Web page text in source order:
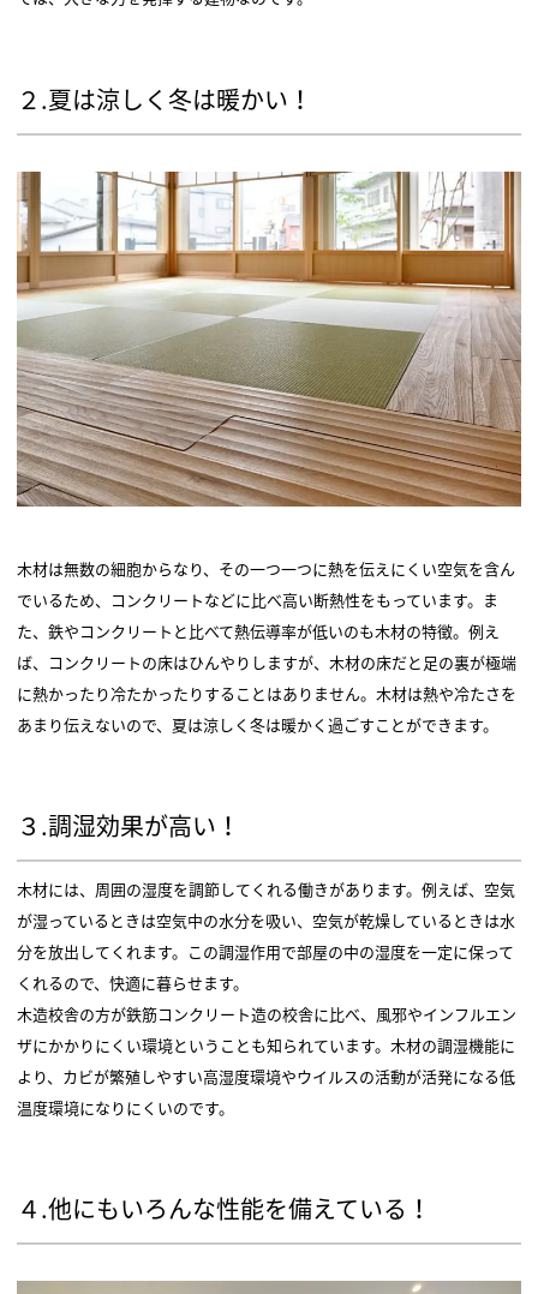
２.夏は涼しく冬は暖かい！
木材は無数の細胞からなり、その一つ一つに熱を伝えにくい空気を含ん
でいるため、コンクリートなどに比べ高い断熱性をもっています。ま
た、鉄やコンクリートと比べて熱伝導率が低いのも木材の特徴。例え
ば、コンクリートの床はひんやりしますが、木材の床だと足の裏が極端
に熱かったり冷たかったりすることはありません。木材は熱や冷たさを
あまり伝えないので、夏は涼しく冬は暖かく過ごすことができます。
３.調湿効果が高い！
木材には、周囲の湿度を調節してくれる働きがあります。例えば、空気
が湿っているときは空気中の水分を吸い、空気が乾燥しているときは水
分を放出してくれます。この調湿作用で部屋の中の湿度を一定に保って
くれるので、快適に暮らせます。
木造校舎の方が鉄筋コンクリート造の校舎に比べ、風邪やインフルエン
ザにかかりにくい環境ということも知られています。木材の調湿機能に
より、カビが繁殖しやすい高湿度環境やウイルスの活動が活発になる低
温度環境になりにくいのです。
４.他にもいろんな性能を備えている！